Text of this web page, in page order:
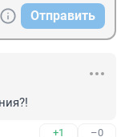
Отправить
+1 –0